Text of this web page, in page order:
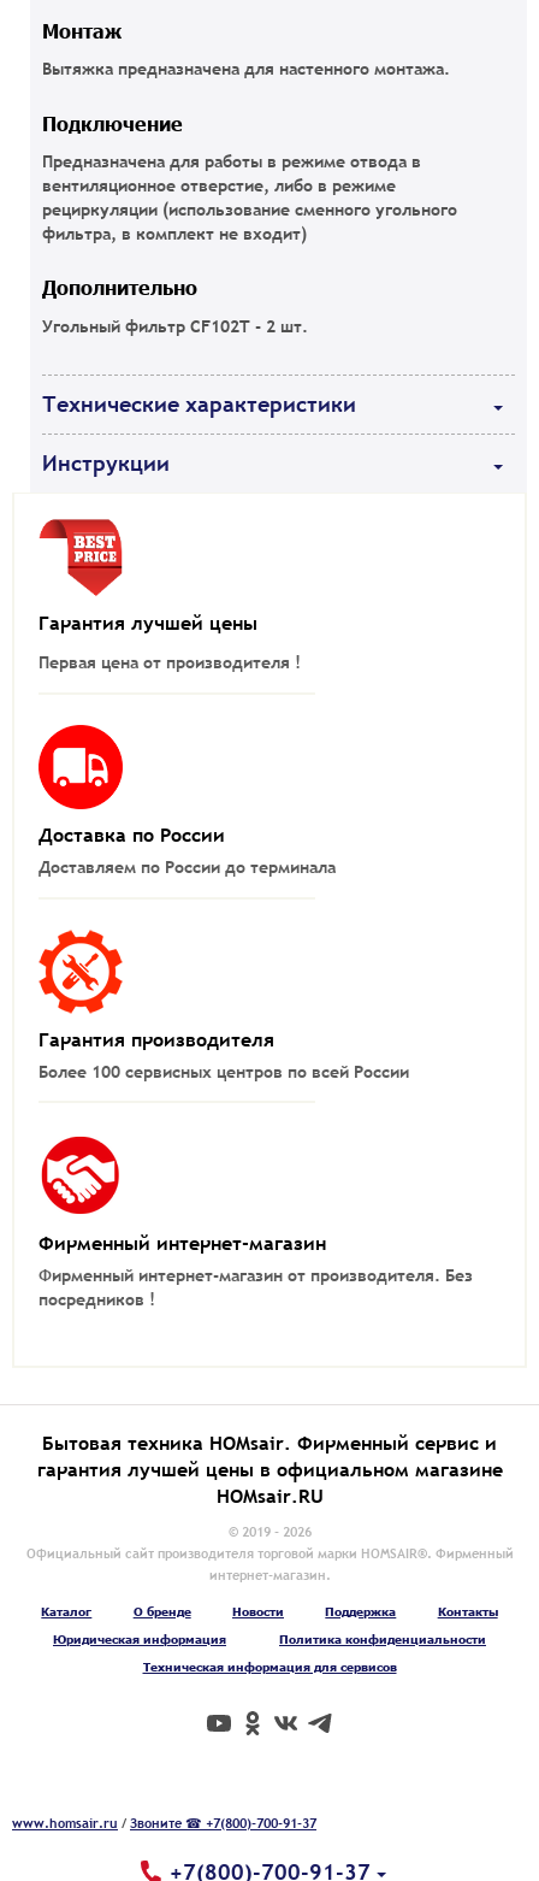
Монтаж
Вытяжка предназначена для настенного монтажа.
Подключение
Предназначена для работы в режиме отвода в
вентиляционное отверстие, либо в режиме
рециркуляции (использование сменного угольного
фильтра, в комплект не входит)
Дополнительно
Угольный фильтр CF102T - 2 шт.
Технические характеристики
Инструкции
Гарантия лучшей цены
Первая цена от производителя !
Доставка по России
Доставляем по России до терминала
Гарантия производителя
Более 100 сервисных центров по всей России
Фирменный интернет-магазин
Фирменный интернет-магазин от производителя. Без
посредников !
Бытовая техника HOMsair. Фирменный сервис и
гарантия лучшей цены в официальном магазине
HOMsair.RU
© 2019 - 2026
Официальный сайт производителя торговой марки HOMSAIR®. Фирменный
интернет-магазин.
Каталог О бренде Новости Поддержка
Контакты
Юридическая информация
Политика конфиденциальности
Техническая информация для сервисов
www.homsair.ru /Звоните ☎ +7(800)-700-91-37
+7(800)-700-91-37